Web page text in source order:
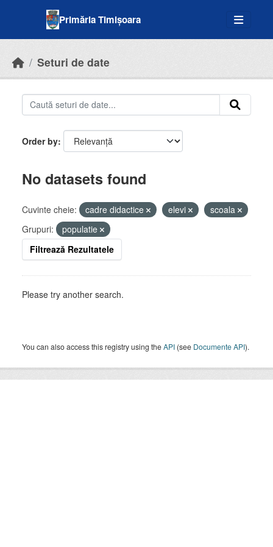
Primăria Timișoara
Seturi de date
Order by
No datasets found
Cuvinte cheie: cadre didactice elevi
scoala
Grupuri:
populatie
Filtrează Rezultatele
Please try another search.
You can also access this registry using theAPI (see Documente API).